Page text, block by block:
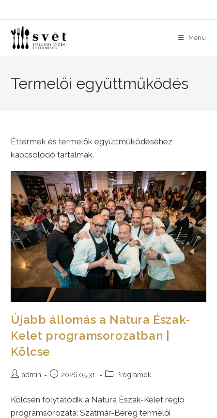
content
Menu
Termelői együttműködés
Éttermek és termelők együttműködéséhez
kapcsolódó tartalmak.
Újabb állomás a Natura Észak-
Kelet programsorozatban |
Kölcse
Postadmin
Post2026.05.31.
PostProgramok
Kölcsén folytatódik a Natura Észak-Kelet régió
programsorozata: Szatmár-Bereg termelői